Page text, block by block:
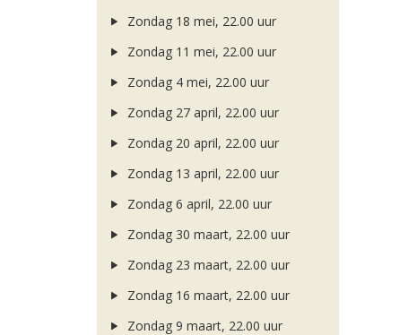
Zondag 18 mei, 22.00 uur
Zondag 11 mei, 22.00 uur
Zondag 4 mei, 22.00 uur
Zondag 27 april, 22.00 uur
Zondag 20 april, 22.00 uur
Zondag 13 april, 22.00 uur
Zondag 6 april, 22.00 uur
Zondag 30 maart, 22.00 uur
Zondag 23 maart, 22.00 uur
Zondag 16 maart, 22.00 uur
Zondag 9 maart, 22.00 uur